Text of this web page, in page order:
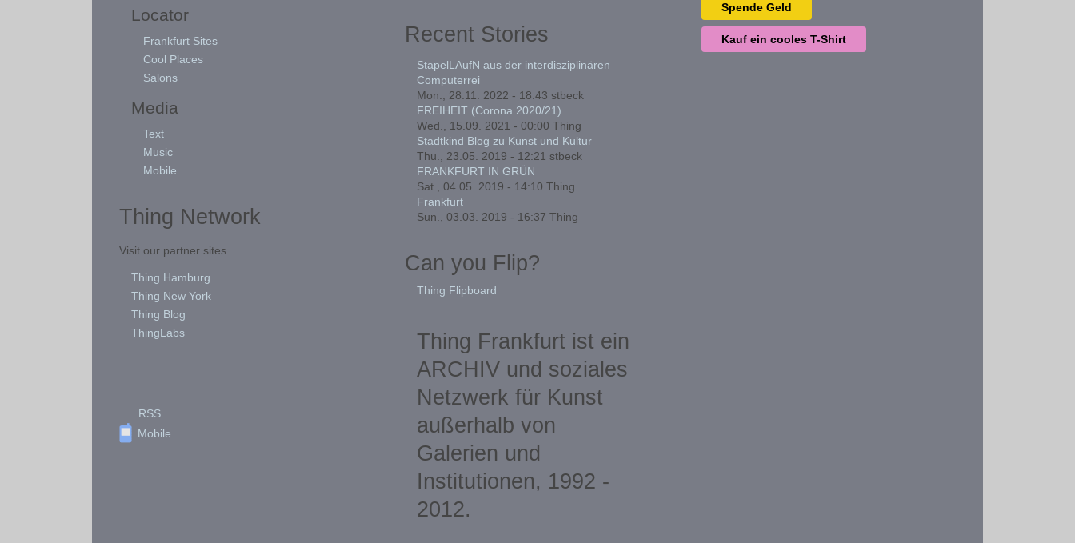
Locator
Frankfurt Sites
Cool Places
Salons
Media
Text
Music
Mobile
Thing Network
Visit our partner sites
Thing Hamburg
Thing New York
Thing Blog
ThingLabs
RSS
Mobile
Recent Stories
StapelLAufN aus der interdisziplinären
Computerrei
Mon., 28.11. 2022 - 18:43 stbeck
FREIHEIT (Corona 2020/21)
Wed., 15.09. 2021 - 00:00 Thing
Stadtkind Blog zu Kunst und Kultur
Thu., 23.05. 2019 - 12:21 stbeck
FRANKFURT IN GRÜN
Sat., 04.05. 2019 - 14:10 Thing
Frankfurt
Sun., 03.03. 2019 - 16:37 Thing
Can you Flip?
Thing Flipboard
Thing Frankfurt ist ein
ARCHIV und soziales
Netzwerk für Kunst
außerhalb von
Galerien und
Institutionen, 1992 -
2012.
Spende Geld
Kauf ein cooles T-Shirt